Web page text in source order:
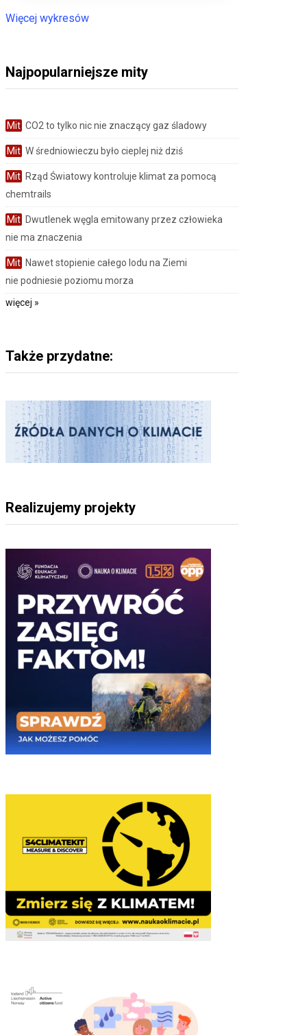
Więcej wykresów
Najpopularniejsze mity
Mit CO2 to tylko nic nie znaczący gaz śladowy
Mit W średniowieczu było cieplej niż dziś
Mit Rząd Światowy kontroluje klimat za pomocą
chemtrails
Mit Dwutlenek węgla emitowany przez człowieka
nie ma znaczenia
Mit Nawet stopienie całego lodu na Ziemi
nie podniesie poziomu morza
więcej »
Także przydatne:
Realizujemy projekty